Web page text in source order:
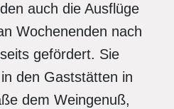
auch die Ausflüge
Wochenenden nach
gefördert. Sie
den Gaststätten in
dem Weingenuß,